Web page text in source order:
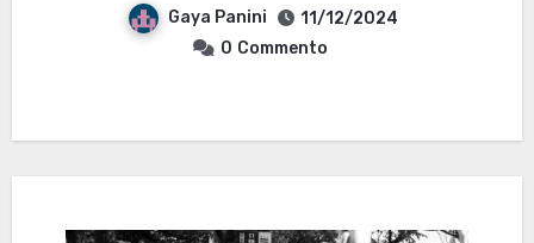
Gaya Panini
11/12/2024
0 Commento